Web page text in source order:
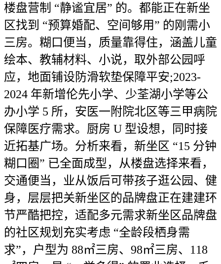
楼盘营制 “静谧宜居” 的。都能正在新坐
区找到 “预算婚配、空间够用” 的刚需小
三房。糊口便当，质量靠得住，涵盖儿童
绘本、教辅材料、小说，取外部公园呼
应，地面铺设防滑软垫保障平安;2023-
2024 年新增伦先小学、少荃湖小学等公
办小学 5 所，安医一附院北区等三甲病院
保障医疗需求。厨房 U 型设想，同时接
近拓基广场。分析来看，新坐区 “15 分钟
糊口圈” 已全面成型，从楼盘选择来看，
交通便当，业从饭后可带孩子逛公园、健
身，层层把关新坐区的品牌盘正在建建环
节严酷把控，适配多元需求新坐区品牌盘
的社区规划充实考虑 “全龄段栖身需
求”，户型为 88㎡三房、98㎡三房、118